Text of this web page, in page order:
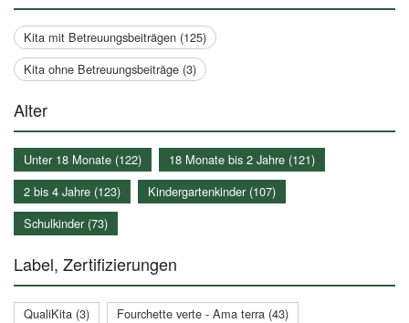
Kita mit Betreuungsbeiträgen (125)
Kita ohne Betreuungsbeiträge (3)
Alter
Unter 18 Monate (122)
18 Monate bis 2 Jahre (121)
2 bis 4 Jahre (123)
Kindergartenkinder (107)
Schulkinder (73)
Label, Zertifizierungen
QualiKita (3)
Fourchette verte - Ama terra (43)